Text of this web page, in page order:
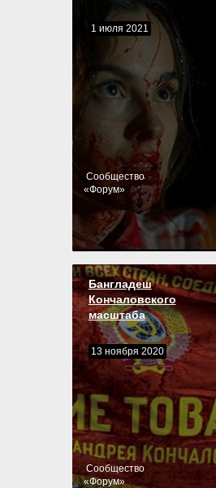
1 июля 2021
Cообщество
«Форум»
Бангладеш
Кончаловского
масштаба
13 ноября 2020
Cообщество
«Форум»